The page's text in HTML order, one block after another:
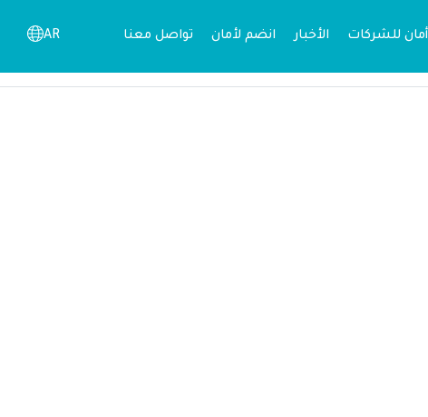
أمان للشركات الأخبار انضم لأمان تواصل معنا AR